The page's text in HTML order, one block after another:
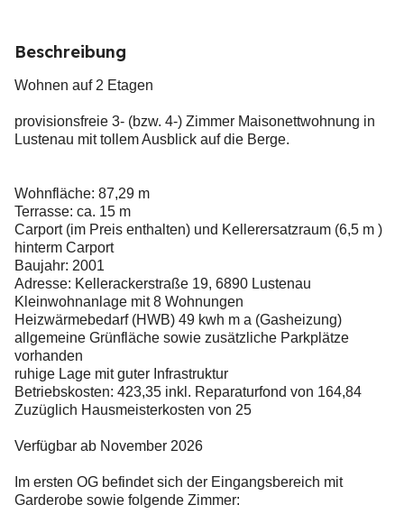
Beschreibung
Wohnen auf 2 Etagen
provisionsfreie 3- (bzw. 4-) Zimmer Maisonettwohnung in
Lustenau mit tollem Ausblick auf die Berge.
Wohnfläche: 87,29 m
Terrasse: ca. 15 m
Carport (im Preis enthalten) und Kellerersatzraum (6,5 m )
hinterm Carport
Baujahr: 2001
Adresse: Kellerackerstraße 19, 6890 Lustenau
Kleinwohnanlage mit 8 Wohnungen
Heizwärmebedarf (HWB) 49 kwh m a (Gasheizung)
allgemeine Grünfläche sowie zusätzliche Parkplätze
vorhanden
ruhige Lage mit guter Infrastruktur
Betriebskosten: 423,35 inkl. Reparaturfond von 164,84
Zuzüglich Hausmeisterkosten von 25
Verfügbar ab November 2026
Im ersten OG befindet sich der Eingangsbereich mit
Garderobe sowie folgende Zimmer: